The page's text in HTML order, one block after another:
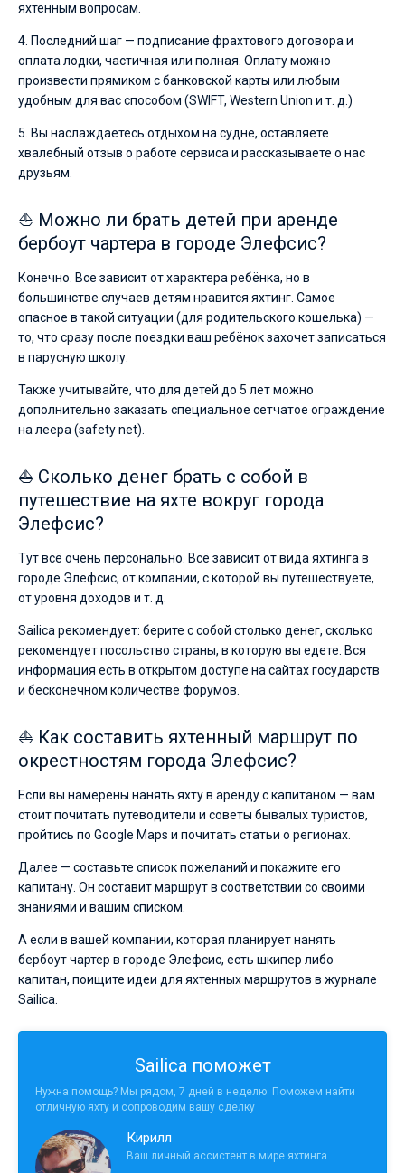
яхтенным вопросам.
4. Последний шаг — подписание фрахтового договора и
оплата лодки, частичная или полная. Оплату можно
произвести прямиком с банковской карты или любым
удобным для вас способом (SWIFT, Western Union и т. д.)
5. Вы наслаждаетесь отдыхом на судне, оставляете
хвалебный отзыв о работе сервиса и рассказываете о нас
друзьям.
⛵ Можно ли брать детей при аренде
бербоут чартера в городе Элефсис?
Конечно. Все зависит от характера ребёнка, но в
большинстве случаев детям нравится яхтинг. Самое
опасное в такой ситуации (для родительского кошелька) —
то, что сразу после поездки ваш ребёнок захочет записаться
в парусную школу.
Также учитывайте, что для детей до 5 лет можно
дополнительно заказать специальное сетчатое ограждение
на леера (safety net).
⛵ Сколько денег брать с собой в
путешествие на яхте вокруг города
Элефсис?
Тут всё очень персонально. Всё зависит от вида яхтинга в
городе Элефсис, от компании, с которой вы путешествуете,
от уровня доходов и т. д.
Sailica рекомендует: берите с собой столько денег, сколько
рекомендует посольство страны, в которую вы едете. Вся
информация есть в открытом доступе на сайтах государств
и бесконечном количестве форумов.
⛵ Как составить яхтенный маршрут по
окрестностям города Элефсис?
Если вы намерены нанять яхту в аренду с капитаном — вам
стоит почитать путеводители и советы бывалых туристов,
пройтись по Google Maps и почитать статьи о регионах.
Далее — составьте список пожеланий и покажите его
капитану. Он составит маршрут в соответствии со своими
знаниями и вашим списком.
А если в вашей компании, которая планирует нанять
бербоут чартер в городе Элефсис, есть шкипер либо
капитан, поищите идеи для яхтенных маршрутов в журнале
Sailica.
Sailica поможет
Нужна помощь? Мы рядом, 7 дней в неделю. Поможем найти
отличную яхту и сопроводим вашу сделку
Кирилл
Ваш личный ассистент в мире яхтинга